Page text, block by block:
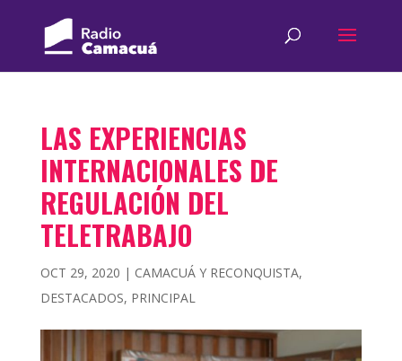
LAS EXPERIENCIAS
INTERNACIONALES DE
REGULACIÓN DEL
TELETRABAJO
OCT 29, 2020 | CAMACUÁ Y RECONQUISTA,
DESTACADOS, PRINCIPAL